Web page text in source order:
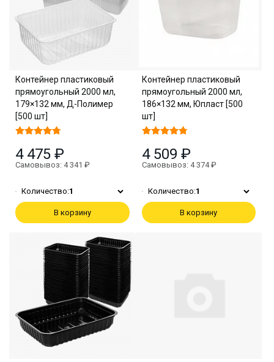
Контейнер пластиковый
прямоугольный 2000 мл,
179×132 мм, Д-Полимер
[500 шт]
4 475 ₽
Самовывоз: 4 341 ₽
Количество:1
В корзину
Контейнер пластиковый
прямоугольный 2000 мл,
186×132 мм, Юпласт [500
шт]
4 509 ₽
Самовывоз: 4 374 ₽
Количество:1
В корзину